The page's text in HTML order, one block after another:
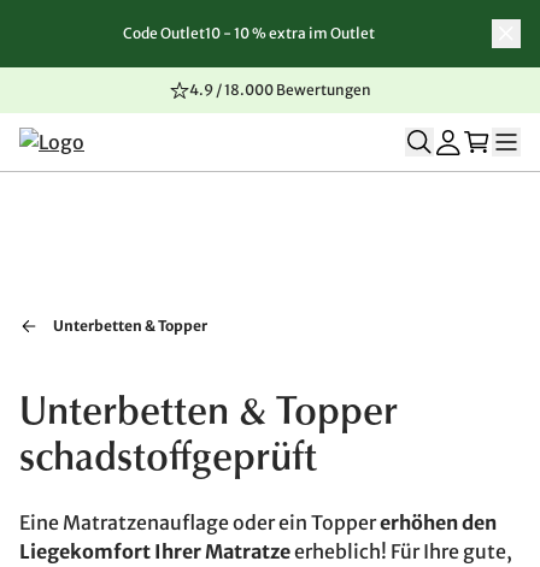
Zum Inhalt springen
Zur Navigation springen
Zum Seitenende springen
Code Outlet10 - 10 % extra im Outlet
4.9 / 18.000 Bewertungen
Unterbetten & Topper
Unterbetten & Topper
schadstoffgeprüft
Eine Matratzenauflage oder ein Toppererhöhen den
Liegekomfort Ihrer Matratzeerheblich! Für Ihre gute,